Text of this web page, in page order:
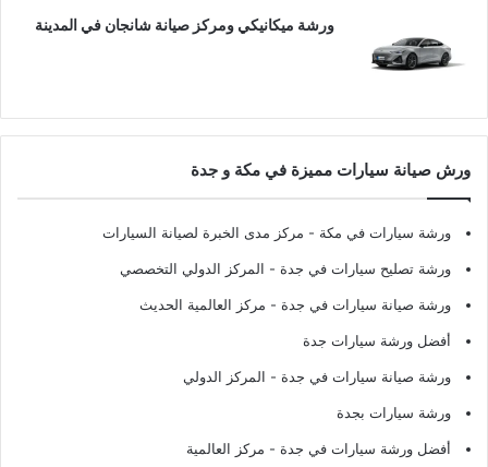
ورشة ميكانيكي ومركز صيانة شانجان في المدينة
ورش صيانة سيارات مميزة في مكة و جدة
ورشة سيارات في مكة - مركز مدى الخبرة لصيانة السيارات
ورشة تصليح سيارات في جدة - المركز الدولي التخصصي
ورشة صيانة سيارات في جدة - مركز العالمية الحديث
أفضل ورشة سيارات جدة
ورشة صيانة سيارات في جدة - المركز الدولي
ورشة سيارات بجدة
أفضل ورشة سيارات في جدة - مركز العالمية